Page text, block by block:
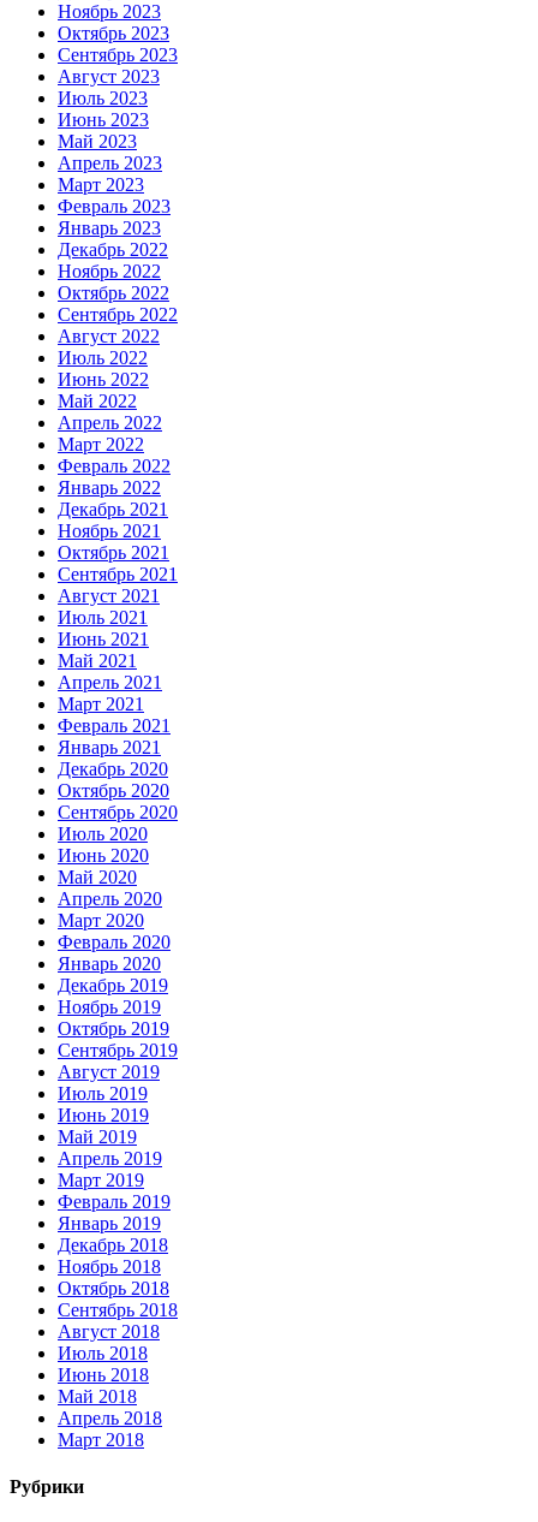
Ноябрь 2023
Октябрь 2023
Сентябрь 2023
Август 2023
Июль 2023
Июнь 2023
Май 2023
Апрель 2023
Март 2023
Февраль 2023
Январь 2023
Декабрь 2022
Ноябрь 2022
Октябрь 2022
Сентябрь 2022
Август 2022
Июль 2022
Июнь 2022
Май 2022
Апрель 2022
Март 2022
Февраль 2022
Январь 2022
Декабрь 2021
Ноябрь 2021
Октябрь 2021
Сентябрь 2021
Август 2021
Июль 2021
Июнь 2021
Май 2021
Апрель 2021
Март 2021
Февраль 2021
Январь 2021
Декабрь 2020
Октябрь 2020
Сентябрь 2020
Июль 2020
Июнь 2020
Май 2020
Апрель 2020
Март 2020
Февраль 2020
Январь 2020
Декабрь 2019
Ноябрь 2019
Октябрь 2019
Сентябрь 2019
Август 2019
Июль 2019
Июнь 2019
Май 2019
Апрель 2019
Март 2019
Февраль 2019
Январь 2019
Декабрь 2018
Ноябрь 2018
Октябрь 2018
Сентябрь 2018
Август 2018
Июль 2018
Июнь 2018
Май 2018
Апрель 2018
Март 2018
Рубрики